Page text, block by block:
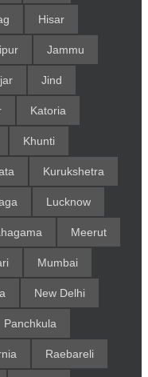
Hisar
Jammu
Jind
Katoria
Khunti
Kurukshetra
Lucknow
Meerut
Mumbai
New Delhi
Panchkula
Raebareli